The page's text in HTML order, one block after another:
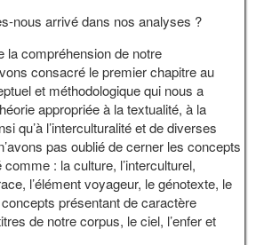
nous arrivé dans nos analyses ?
la compréhension de notre
consacré le premier chapitre au
et méthodologique qui nous a
appropriée à la textualité, à la
qu’à l’interculturalité et de diverses
pas oublié de cerner les concepts
comme : la culture, l’interculturel,
l’élément voyageur, le génotexte, le
présentant de caractère
de notre corpus, le ciel, l’enfer et